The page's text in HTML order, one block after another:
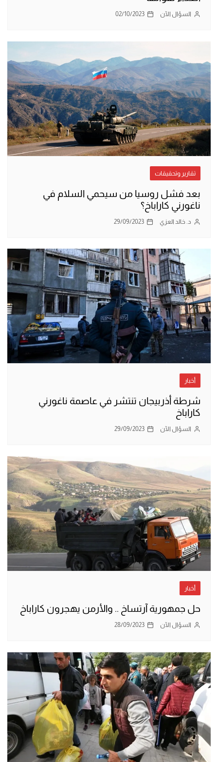
السؤال الآن 02/10/2023
تقارير وتحقيقات
بعد فشل روسيا من سيحمي السلام في
ناغورني كاراباخ؟
د. خالد العزي 29/09/2023
أخبار
شرطة أذربيجان تنتشر في عاصمة ناغورني
كاراباخ
السؤال الآن 29/09/2023
أخبار
حل جمهورية آرتساخ .. والأرمن يهجرون كاراباخ
السؤال الآن 28/09/2023